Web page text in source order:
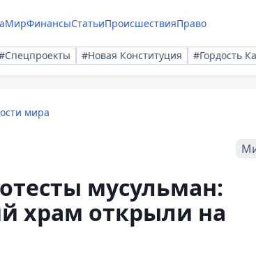
МирФинансыСтатьиПроисшествияПраво
#Новая Конституция #Гордость
мира
мусульман:
храм открыли на